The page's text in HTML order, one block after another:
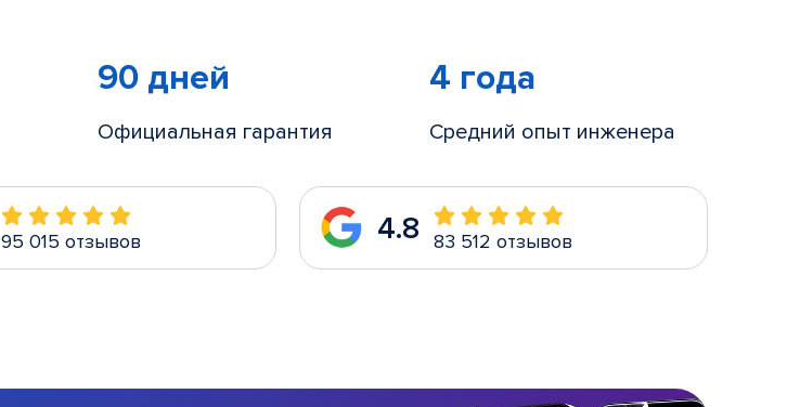
90 дней
Официальная гарантия
4 года
Средний опыт инженера
95 015 отзывов 4.8 83 512 отзывов